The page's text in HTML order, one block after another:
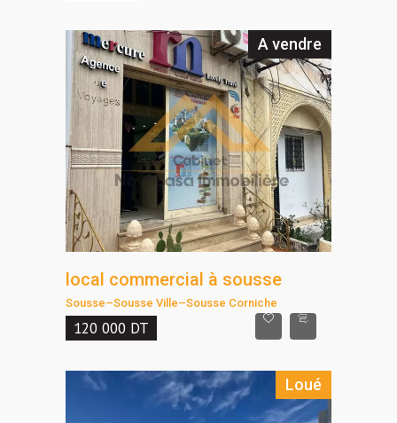
A vendre
local commercial à sousse
Sousse–Sousse Ville–Sousse Corniche
120 000 DT
Loué